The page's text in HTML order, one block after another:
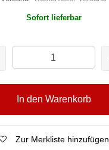
Sofort lieferbar
In den Warenkorb
Zur Merkliste hinzufügen